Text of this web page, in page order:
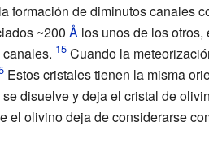
formación de diminutos canales
~200 Ålos unos de los otros,
Cuando la
Estos cristales tienen la misma
disuelve y deja el cristal de
el olivino deja de considerarse